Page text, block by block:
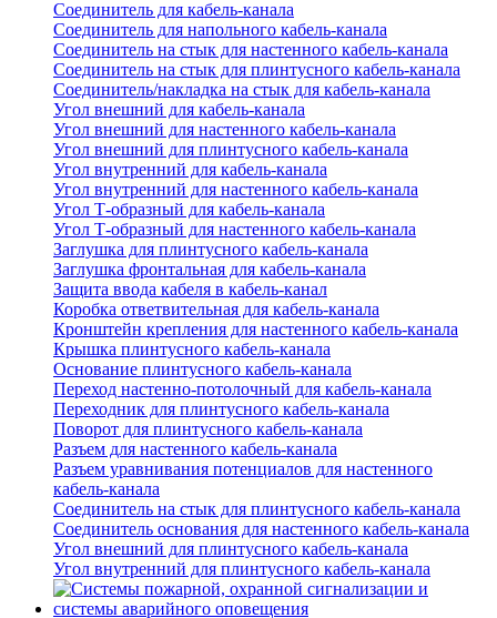
Соединитель для кабель-канала
Соединитель для напольного кабель-канала
Соединитель на стык для настенного кабель-канала
Соединитель на стык для плинтусного кабель-канала
Соединитель/накладка на стык для кабель-канала
Угол внешний для кабель-канала
Угол внешний для настенного кабель-канала
Угол внешний для плинтусного кабель-канала
Угол внутренний для кабель-канала
Угол внутренний для настенного кабель-канала
Угол Т-образный для кабель-канала
Угол Т-образный для настенного кабель-канала
Заглушка для плинтусного кабель-канала
Заглушка фронтальная для кабель-канала
Защита ввода кабеля в кабель-канал
Коробка ответвительная для кабель-канала
Кронштейн крепления для настенного кабель-канала
Крышка плинтусного кабель-канала
Основание плинтусного кабель-канала
Переход настенно-потолочный для кабель-канала
Переходник для плинтусного кабель-канала
Поворот для плинтусного кабель-канала
Разъем для настенного кабель-канала
Разъем уравнивания потенциалов для настенного
кабель-канала
Соединитель на стык для плинтусного кабель-канала
Соединитель основания для настенного кабель-канала
Угол внешний для плинтусного кабель-канала
Угол внутренний для плинтусного кабель-канала